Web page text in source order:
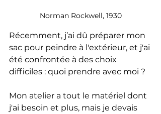
Norman Rockwell, 1930
Récemment, j’ai dû préparer mon
sac pour peindre à l'extérieur, et j'ai
été confrontée à des choix
difficiles : quoi prendre avec moi ?
Mon atelier a tout le matériel dont
j'ai besoin et plus, mais je devais